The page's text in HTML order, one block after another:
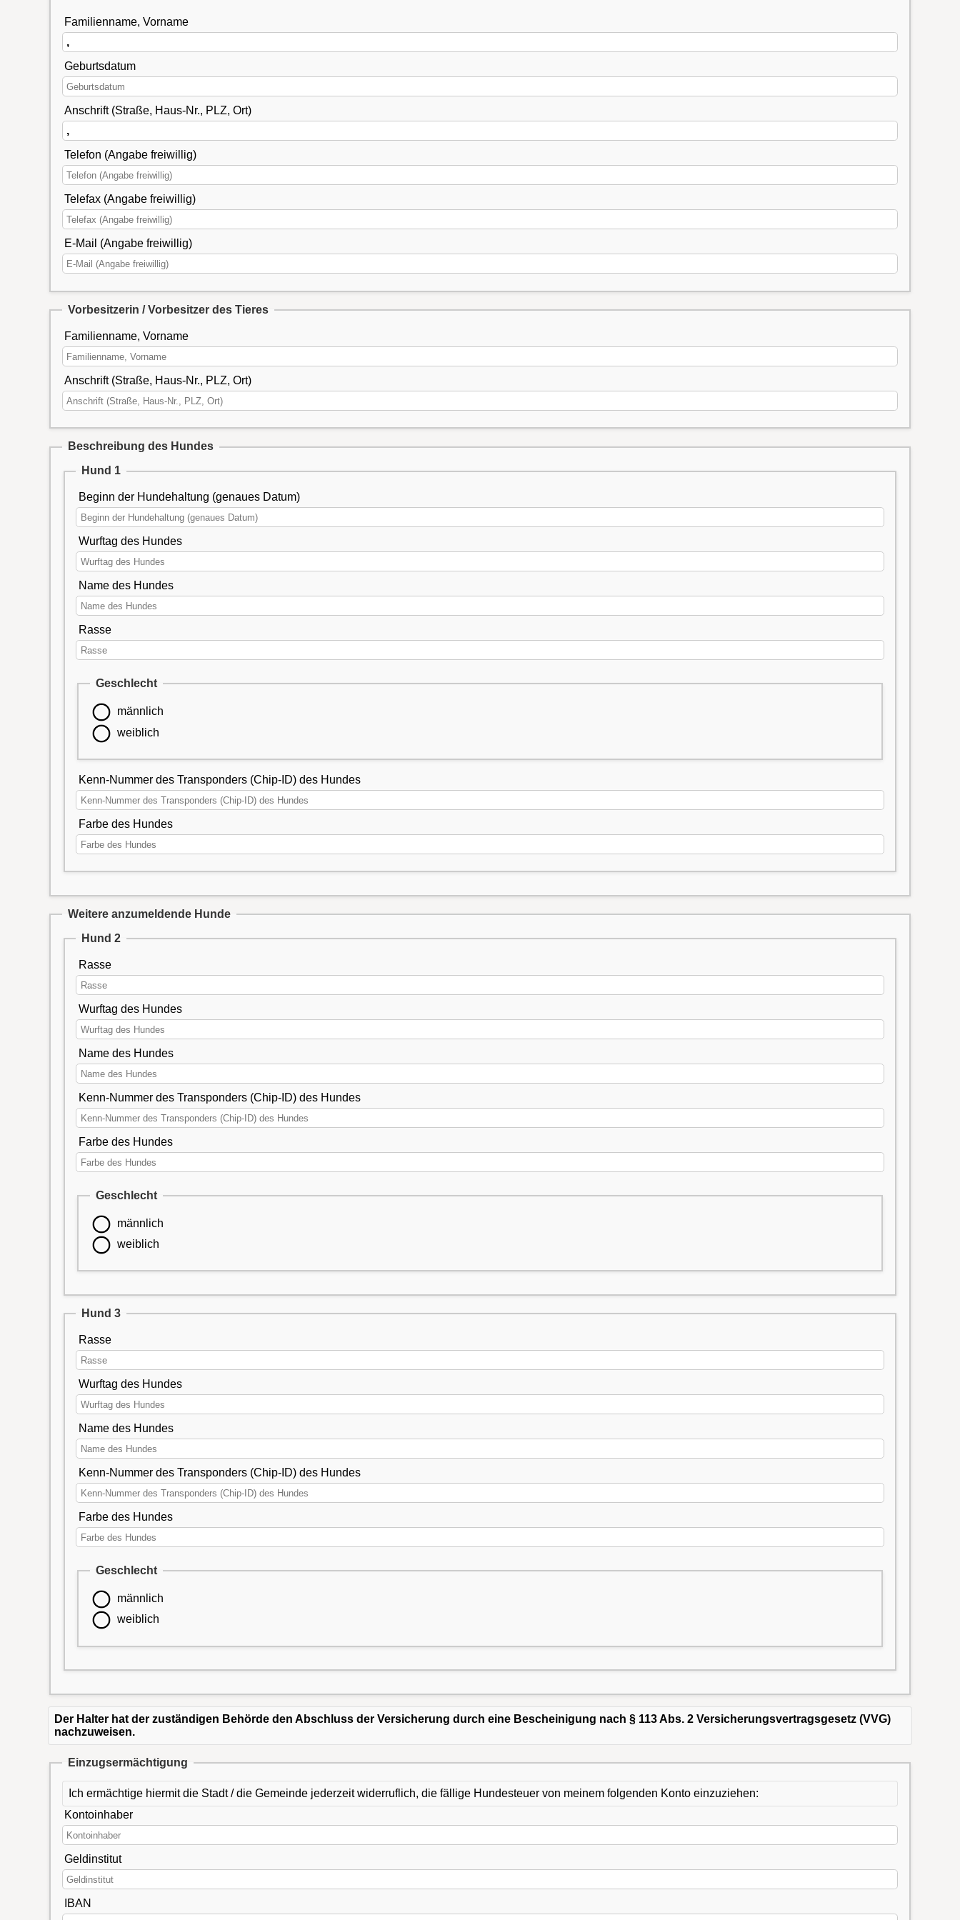
Familienname, Vorname
Geburtsdatum
Anschrift (Straße, Haus-Nr., PLZ, Ort)
Telefon (Angabe freiwillig)
Telefax (Angabe freiwillig)
E-Mail (Angabe freiwillig)
Vorbesitzerin / Vorbesitzer des Tieres
Familienname, Vorname
Anschrift (Straße, Haus-Nr., PLZ, Ort)
Beschreibung des Hundes
Hund 1
Beginn der Hundehaltung (genaues Datum)
Wurftag des Hundes
Name des Hundes
Rasse
Geschlecht
männlich
weiblich
Kenn-Nummer des Transponders (Chip-ID) des Hundes
Farbe des Hundes
Weitere anzumeldende Hunde
Hund 2
Rasse
Wurftag des Hundes
Name des Hundes
Kenn-Nummer des Transponders (Chip-ID) des Hundes
Farbe des Hundes
Geschlecht
männlich
weiblich
Hund 3
Rasse
Wurftag des Hundes
Name des Hundes
Kenn-Nummer des Transponders (Chip-ID) des Hundes
Farbe des Hundes
Geschlecht
männlich
weiblich
Der Halter hat der zuständigen Behörde den Abschluss der Versicherung durch eine Bescheinigung nach § 113 Abs. 2 Versicherungsvertragsgesetz (VVG)
nachzuweisen.
Einzugsermächtigung
Ich ermächtige hiermit die Stadt / die Gemeinde jederzeit widerruflich, die fällige Hundesteuer von meinem folgenden Konto einzuziehen:
Kontoinhaber
Geldinstitut
IBAN